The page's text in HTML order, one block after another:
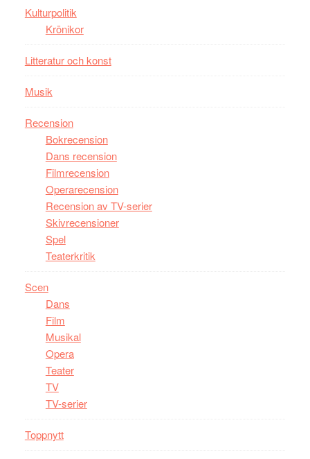
Kulturpolitik
Krönikor
Litteratur och konst
Musik
Recension
Bokrecension
Dans recension
Filmrecension
Operarecension
Recension av TV-serier
Skivrecensioner
Spel
Teaterkritik
Scen
Dans
Film
Musikal
Opera
Teater
TV
TV-serier
Toppnytt